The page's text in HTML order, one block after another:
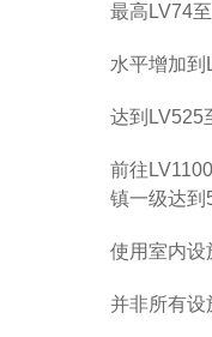
最高LV74
水平增加
达到LV525
前往
镇一级达到
使用室内设
并非所有设